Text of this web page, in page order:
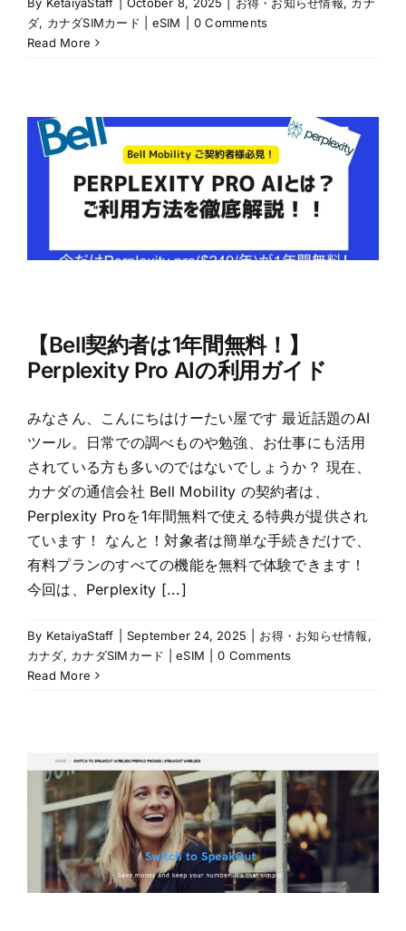
By KetaiyaStaff October 8, 2025 お得・お知らせ情報, カナ
ダ, カナダSIMカード | eSIM
0 Comments
Read More
【Bell契約者は1年間無料！】
Perplexity Pro AIの利用ガイド
みなさん、こんにちはけーたい屋です 最近話題のAI
ツール。日常での調べものや勉強、お仕事にも活用
されている方も多いのではないでしょうか？ 現在、
カナダの通信会社 Bell Mobility の契約者は、
Perplexity Proを1年間無料で使える特典が提供され
ています！ なんと！対象者は簡単な手続きだけで、
有料プランのすべての機能を無料で体験できます！
今回は、Perplexity [...]
By KetaiyaStaff September 24, 2025 お得・お知らせ情報,
カナダ, カナダSIMカード | eSIM
0 Comments
Read More